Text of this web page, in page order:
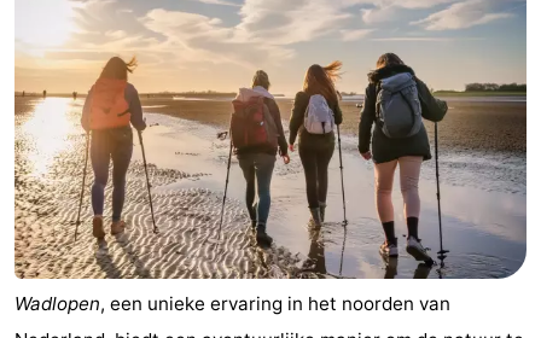
Vlieland
-
Texel
Weer
Contact
Wadlopen, een unieke ervaring in het noorden van